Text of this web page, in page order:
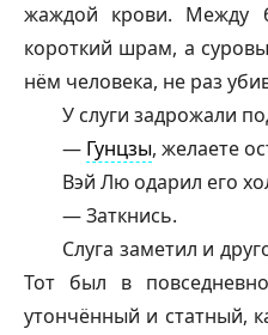
жаждой крови. Между
короткий шрам, а
нём человека, не раз
У слуги задрожали
— Гунцзы, желаете
Вэй Лю одарил его
— Заткнись.
Слуга заметил и
Тот был в
утончённый и статный,